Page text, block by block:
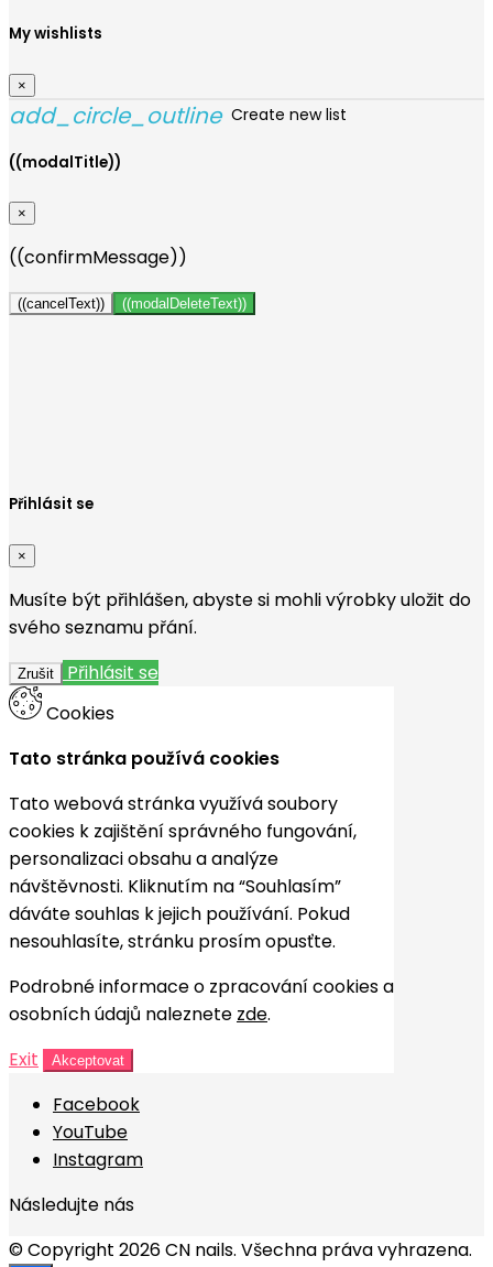
My wishlists
×
add_circle_outline Create new list
((modalTitle))
×
((confirmMessage))
((cancelText)) ((modalDeleteText))
Přihlásit se
×
Musíte být přihlášen, abyste si mohli výrobky uložit do
svého seznamu přání.
Zrušit
Přihlásit se
Cookies
Tato stránka používá cookies
Tato webová stránka využívá soubory
cookies k zajištění správného fungování,
personalizaci obsahu a analýze
návštěvnosti. Kliknutím na “Souhlasím”
dáváte souhlas k jejich používání. Pokud
nesouhlasíte, stránku prosím opusťte.
Podrobné informace o zpracování cookies a
osobních údajů naleznete zde.
Exit
Akceptovat
Facebook
YouTube
Instagram
Následujte nás
© Copyright 2026 CN nails. Všechna práva vyhrazena.